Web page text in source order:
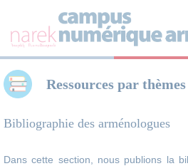
Ressources par thèmes
Bibliographie des arménologues
Dans cette section, nous publions la